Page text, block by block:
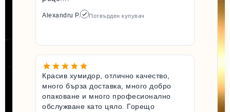
Alexandru P. Потвърден купувач
Красив хумидор, отлично качество,
много бърза доставка, много добро
опаковане и много професионално
обслужване като цяло. Горещо